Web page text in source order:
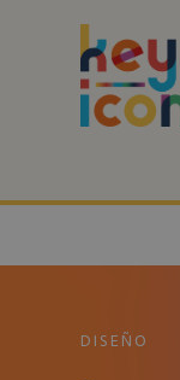
DISEÑO